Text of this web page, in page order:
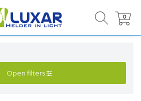
0
0
Open filters